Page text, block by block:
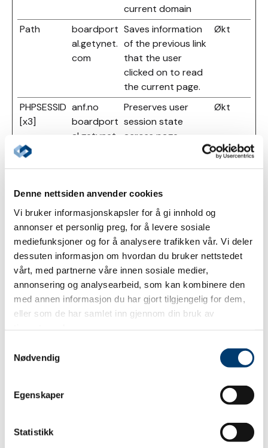
Denne nettsiden anvender cookies
Vi bruker informasjonskapsler for å gi innhold og
annonser et personlig preg, for å levere sosiale
mediefunksjoner og for å analysere trafikken vår. Vi deler
dessuten informasjon om hvordan du bruker nettstedet
vårt, med partnerne våre innen sosiale medier,
annonsering og analysearbeid, som kan kombinere den
med annen informasjon du har gjort tilgjengelig for dem,
eller som de har samlet inn gjennom din bruk av
Nødvendig
Egenskaper
Statistikk
current domain
Path
boardport
al.getynet.
com
Saves information
of the previous link
that the user
clicked on to read
the current page.
Økt
PHPSESSID
[x3]
anf.no
boardport
al.getynet.
Preserves user
session state
across page
Økt
Markedsføring (10)
Markedsførings-cookies brukes til å spore
besøkende på nettsteder. Hensikten er å vise
annonser som er relevante og engasjerende for den
enkelte bruker og dermed mer verdifull for utgivere
og tredjeparts annonsører.
Navn LeverandørHensikt
__Secure-
180
dager
YEC